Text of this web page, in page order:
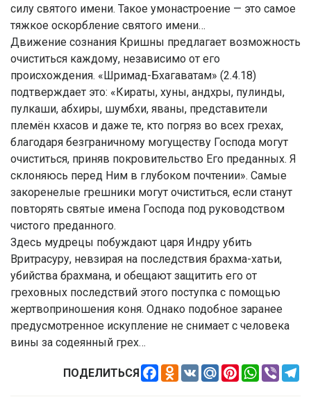
силу святого имени. Такое умонастроение — это самое
тяжкое оскорбление святого имени…
Движение сознания Кришны предлагает возможность
очиститься каждому, независимо от его
происхождения. «Шримад-Бхагаватам» (2.4.18)
подтверждает это: «Кираты, хуны, андхры, пулинды,
пулкаши, абхиры, шумбхи, яваны, представители
племён кхасов и даже те, кто погряз во всех грехах,
благодаря безграничному могуществу Господа могут
очиститься, приняв покровительство Его преданных. Я
склоняюсь перед Ним в глубоком почтении». Самые
закоренелые грешники могут очиститься, если станут
повторять святые имена Господа под руководством
чистого преданного.
Здесь мудрецы побуждают царя Индру убить
Вритрасуру, невзирая на последствия брахма-хатьи,
убийства брахмана, и обещают защитить его от
греховных последствий этого поступка с помощью
жертвоприношения коня. Однако подобное заранее
предусмотренное искупление не снимает с человека
вины за содеянный грех…
ПОДЕЛИТЬСЯ Facebook
Odnoklassniki
VK Mail.RuPinterestWhatsApp
Viber